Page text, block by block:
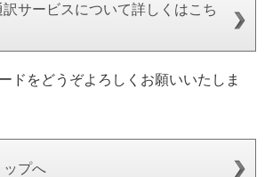
サービスについて詳しくはこち
ドをどうぞよろしくお願いいたしま
ップへ